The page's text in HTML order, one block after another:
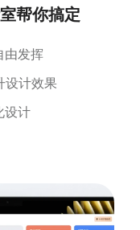
帮你搞定
由发挥
设计效果
设计